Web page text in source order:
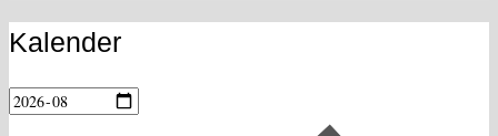
Kalender